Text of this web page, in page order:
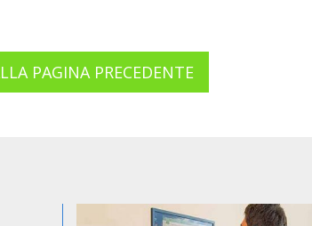
PAGINA PRECEDENTE